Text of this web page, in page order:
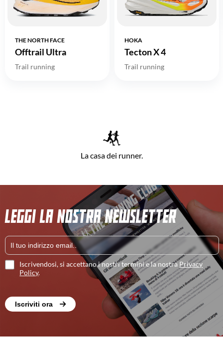
THE NORTH FACE
Offtrail Ultra
Trail running
HOKA
Tecton X 4
Trail running
La casa dei runner.
LEGGI LA NOSTRA NEWSLETTER
Iscrivendosi, si accettano i nostri termini e la nostraPrivacy
Policy.
Iscriviti ora